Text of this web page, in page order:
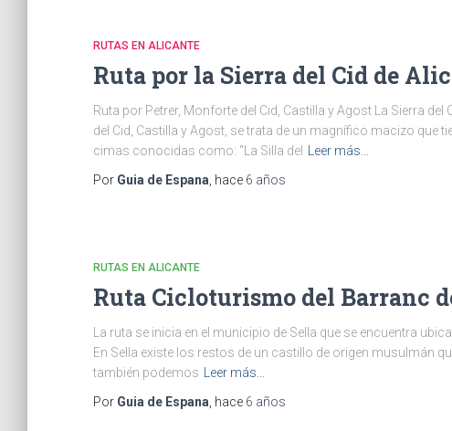
RUTAS EN ALICANTE
Ruta por la Sierra del Cid de
Ruta por Petrer, Monforte del Cid, Castilla y Agost La Sierra
del Cid, Castilla y Agost, se trata de un magnífico macizo que
cimas conocidas como: “La Silla del
Leer más…
Por Guia de Espana , hace 6 años
RUTAS EN ALICANTE
Ruta Cicloturismo del Barranc
La ruta se inicia en el municipio de Sella que se encuentra
En Sella existe los restos de un castillo de origen musulmán
también podemos
Leer más…
Por Guia de Espana , hace 6 años